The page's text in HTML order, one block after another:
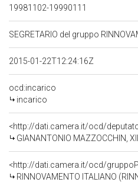
19981102-19990111
SEGRETARIO del gruppo
2015-01-22T12:24:16Z
ocd:incarico
incarico
<http://dati.camera.it/ocd/
GIANANTONIO MAZZOCCHIN,
<http://dati.camera.it/ocd/
RINNOVAMENTO ITALIANO